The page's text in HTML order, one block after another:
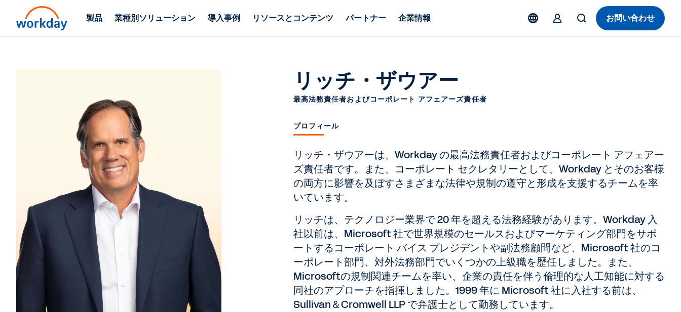
製品 業種別ソリューション 導入事例 リソースとコンテンツ パートナー 企業情報 お問い合わせ
リッチ・ザウアー
最高法務責任者およびコーポレート アフェアーズ責任者
プロフィール
リッチ・ザウアーは、Workday の最高法務責任者およびコーポレート アフェアー
ズ責任者です。また、コーポレート セクレタリーとして、Workday とそのお客様
の両方に影響を及ぼすさまざまな法律や規制の遵守と形成を支援するチームを率
いています。
リッチは、テクノロジー業界で 20 年を超える法務経験があります。Workday 入
社以前は、Microsoft 社で世界規模のセールスおよびマーケティング部門をサポ
ートするコーポレート バイス プレジデントや副法務顧問など、Microsoft 社のコ
ーポレート部門、対外法務部門でいくつかの上級職を歴任しました。また、
Microsoftの規制関連チームを率い、企業の責任を伴う倫理的な人工知能に対する
同社のアプローチを指揮しました。1999 年に Microsoft 社に入社する前は、
Sullivan＆Cromwell LLP で弁護士として勤務しています。